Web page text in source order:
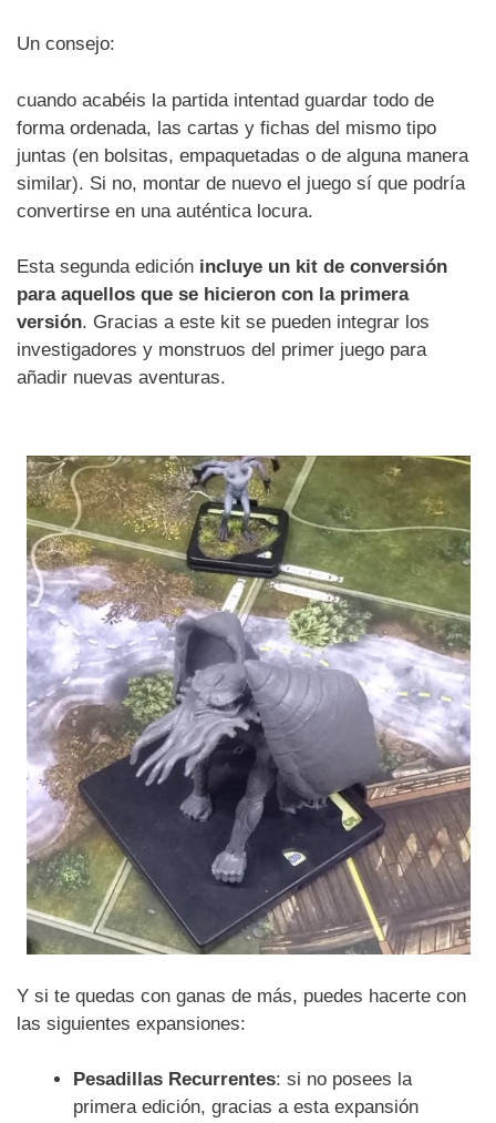
Un consejo:
cuando acabéis la partida intentad guardar todo de
forma ordenada, las cartas y fichas del mismo tipo
juntas (en bolsitas, empaquetadas o de alguna manera
similar). Si no, montar de nuevo el juego sí que podría
convertirse en una auténtica locura.
Esta segunda edición incluye un kit de conversión
para aquellos que se hicieron con la primera
versión. Gracias a este kit se pueden integrar los
investigadores y monstruos del primer juego para
añadir nuevas aventuras.
Y si te quedas con ganas de más, puedes hacerte con
las siguientes expansiones:
Pesadillas Recurrentes: si no posees la
primera edición, gracias a esta expansión